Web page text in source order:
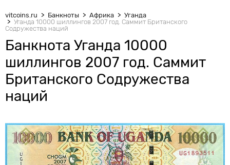
vitcoins.ru Банкноты Африка
Уганда
Уганда 10000 шиллингов 2007 год. Саммит Британского
Содружества наций
Банкнота Уганда 10000
шиллингов 2007 год. Саммит
Британского Содружества
наций